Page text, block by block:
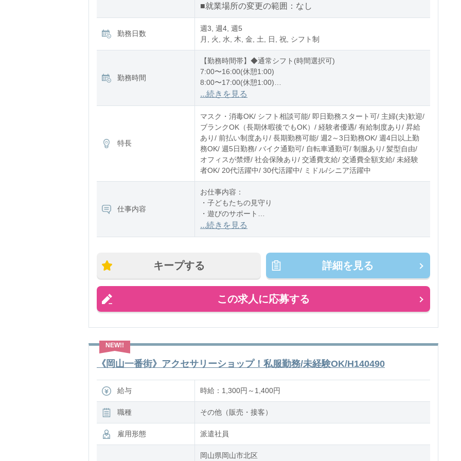
■就業場所の変更の範囲：なし
勤務日数
週3, 週4, 週5
月, 火, 水, 木, 金, 土, 日, 祝, シフト制
勤務時間
【勤務時間帯】◆通常シフト(時間選択可)
7:00〜16:00(休憩1:00)
8:00〜17:00(休憩1:00)
12:00〜21:00(休憩1:00)
※残業：0〜10時間程度/月
...続きを見る
特長
マスク・消毒OK/ シフト相談可能/ 即日勤務スタート可/ 主婦(夫)歓迎/
ブランクOK（長期休暇後でもOK）/ 経験者優遇/ 有給制度あり/ 昇給
あり/ 前払い制度あり/ 長期勤務可能/ 週2～3日勤務OK/ 週4日以上勤
務OK/ 週5日勤務/ バイク通勤可/ 自転車通勤可/ 制服あり/ 髪型自由/
オフィスが禁煙/ 社会保険あり/ 交通費支給/ 交通費全額支給/ 未経験
者OK/ 20代活躍中/ 30代活躍中/ ミドル/シニア活躍中
仕事内容
お仕事内容：
・子どもたちの見守り
・遊びのサポート
・お散歩の付き添い
・園内の掃除、消毒 など
担当クラス：乳児またはクラスフリー
時間ごとのお仕事
...続きを見る
キープする 詳細を見る
この求人に応募する
《岡山一番街》アクセサリーショップ！私服勤務/未経験OK/H140490
給与 時給：1,300円～1,400円
職種 その他（販売・接客）
雇用形態 派遣社員
岡山県岡山市北区